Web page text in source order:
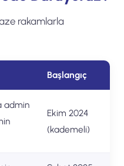
rakamlarla
Başlangıç
admin
Ekim 2024
(kademeli)